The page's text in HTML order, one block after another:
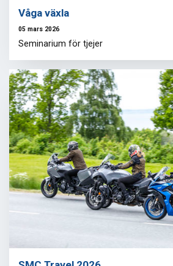
Våga växla
05 mars 2026
Seminarium för tjejer